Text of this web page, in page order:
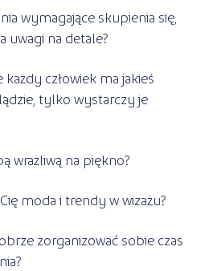
wymagające skupienia się,
uwagi na detale?
człowiek ma jakieś
tylko wystarczy je
wrażliwą na piękno?
moda i trendy w wizażu?
zorganizować sobie czas